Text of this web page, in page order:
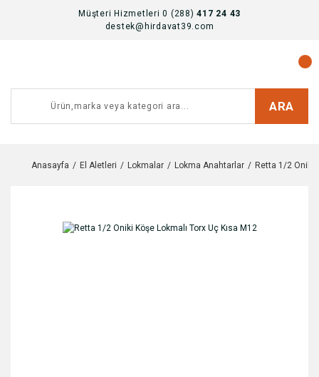
Müşteri Hizmetleri 0 (288)417 24 43
destek@hirdavat39.com
ARA
Anasayfa El Aletleri Lokmalar Lokma Anahtarlar Retta 1/2 Oniki